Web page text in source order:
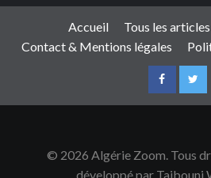
Accueil Tous les articles
Contact & Mentions légales
© 2026 Algérie Zoom. Tous
développé par Taibouni